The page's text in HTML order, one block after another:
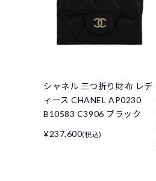
シャネル 三つ折り財布 レデ
ィース CHANEL AP0230
B10583 C3906 ブラック
¥237,600(税込)